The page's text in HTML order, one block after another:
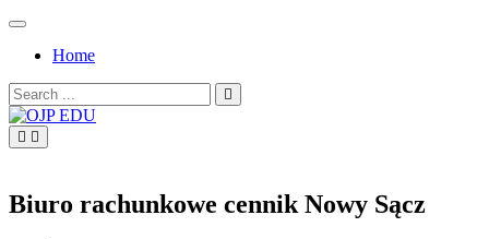
Skip
contentHome
Search
for:
Biuro rachunkowe cennik Nowy Sącz